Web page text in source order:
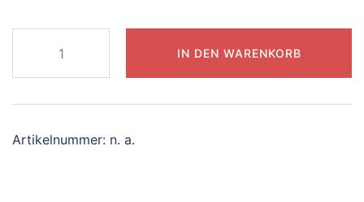
charming-
giraffe
Menge
IN DEN WARENKORB
Artikelnummer: n. a.